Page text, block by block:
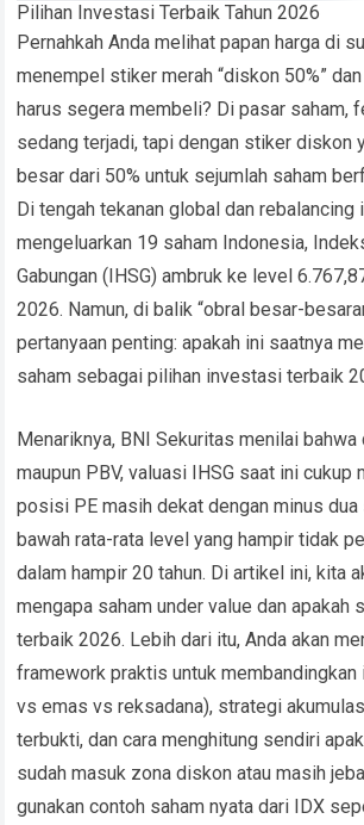
Pilihan Investasi Terbaik Tahun 2026
Pernahkah Anda melihat papan harga di
menempel stiker merah “diskon 50%”
harus segera membeli? Di pasar saham,
sedang terjadi, tapi dengan stiker diskon
besar dari 50% untuk sejumlah saham
Di tengah tekanan global dan
mengeluarkan 19 saham Indonesia,
Gabungan (IHSG) ambruk ke level
2026. Namun, di balik “obral besar-
pertanyaan penting: apakah ini saatnya
saham sebagai pilihan investasi terbaik
Menariknya, BNI Sekuritas menilai
maupun PBV, valuasi IHSG saat ini cukup
posisi PE masih dekat dengan minus
bawah rata-rata level yang hampir tidak
dalam hampir 20 tahun. Di artikel ini, kita
mengapa saham under value dan apakah
terbaik 2026. Lebih dari itu, Anda akan
framework praktis untuk membandingkan
vs emas vs reksadana), strategi
terbukti, dan cara menghitung sendiri
sudah masuk zona diskon atau masih
gunakan contoh saham nyata dari IDX